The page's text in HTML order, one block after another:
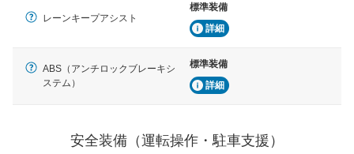
レーンキープアシスト
標準装備
詳細
ABS（アンチロックブレーキシ
ステム）
標準装備
詳細
安全装備（運転操作・駐車支援）